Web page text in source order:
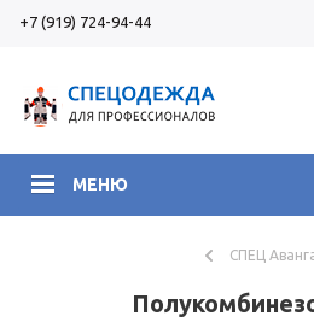
+7 (919) 724-94-44
МЕНЮ
СПЕЦ